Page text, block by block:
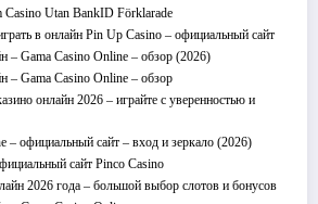
Casino Utan BankID Förklarade
в онлайн Pin Up Casino – официальный сайт
– Gama Casino Online – обзор (2026)
– Gama Casino Online – обзор
онлайн 2026 – играйте с уверенностью и
– официальный сайт – вход и зеркало (2026)
сайт Pinco Casino
2026 года – большой выбор слотов и бонусов